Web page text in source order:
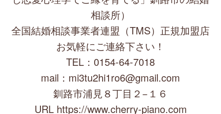
相談所）
全国結婚相談事業者連盟（TMS）正規加盟店
お気軽にご連絡下さい！
TEL：0154-64-7018
mail：mi3tu2hi1ro6@gmail.com
釧路市浦見８丁目２−１６
URL https://www.cherry-piano.com